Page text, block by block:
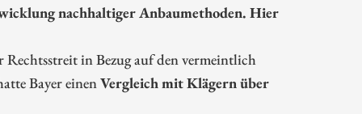
nachhaltiger Anbaumethoden. Hier
in Bezug auf den vermeintlich
Bayer einenVergleich mit Klägern über